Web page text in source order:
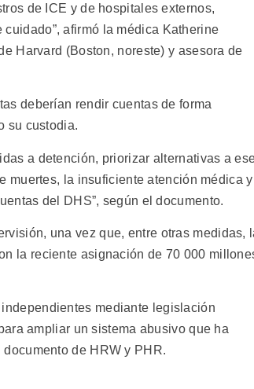
de ICE y de hospitales externos,
afirmó la médica Katherine
Harvard (Boston, noreste) y asesora de
deberían rendir cuentas de forma
su custodia.
a detención, priorizar alternativas a
muertes, la insuficiente atención médica y
del DHS”, según el documento.
una vez que, entre otras medidas,
la reciente asignación de 70 000
mediante legislación
ampliar un sistema abusivo que ha
de HRW y PHR.